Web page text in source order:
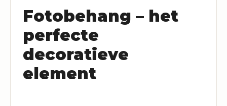
Fotobehang – het
perfecte
decoratieve
element